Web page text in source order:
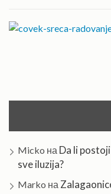
Micko на Da li
sve iluzija?
Marko на